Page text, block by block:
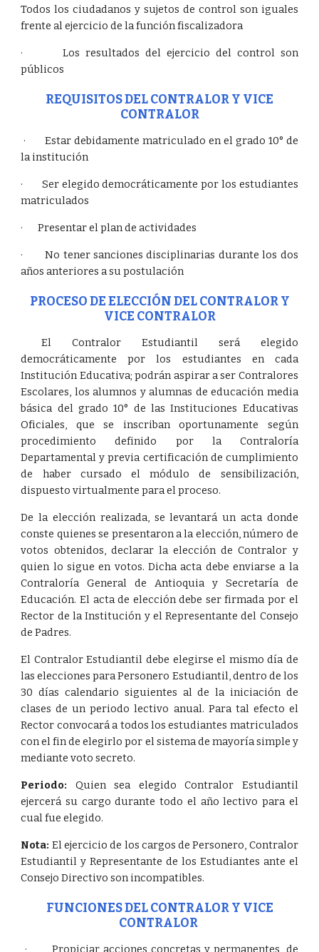
Todos los ciudadanos y sujetos de control son iguales
frente al ejercicio de la función fiscalizadora
· Los resultados del ejercicio del control son
públicos
REQUISITOS DEL CONTRALOR Y VICE
CONTRALOR
· Estar debidamente matriculado en el grado 10° de
la institución
· Ser elegido democráticamente por los estudiantes
matriculados
· Presentar el plan de actividades
· No tener sanciones disciplinarias durante los dos
años anteriores a su postulación
PROCESO DE ELECCIÓN DEL CONTRALOR Y
VICE CONTRALOR
El Contralor Estudiantil será elegido
democráticamente por los estudiantes en cada
Institución Educativa; podrán aspirar a ser Contralores
Escolares, los alumnos y alumnas de educación media
básica del grado 10° de las Instituciones Educativas
Oficiales, que se inscriban oportunamente según
procedimiento definido por la Contraloría
Departamental y previa certificación de cumplimiento
de haber cursado el módulo de sensibilización,
dispuesto virtualmente para el proceso.
De la elección realizada, se levantará un acta donde
conste quienes se presentaron a la elección, número de
votos obtenidos, declarar la elección de Contralor y
quien lo sigue en votos. Dicha acta debe enviarse a la
Contraloría General de Antioquia y Secretaría de
Educación. El acta de elección debe ser firmada por el
Rector de la Institución y el Representante del Consejo
de Padres.
El Contralor Estudiantil debe elegirse el mismo día de
las elecciones para Personero Estudiantil, dentro de los
30 días calendario siguientes al de la iniciación de
clases de un periodo lectivo anual. Para tal efecto el
Rector convocará a todos los estudiantes matriculados
con el fin de elegirlo por el sistema de mayoría simple y
mediante voto secreto.
Periodo: Quien sea elegido Contralor Estudiantil
ejercerá su cargo durante todo el año lectivo para el
cual fue elegido.
Nota: El ejercicio de los cargos de Personero, Contralor
Estudiantil y Representante de los Estudiantes ante el
Consejo Directivo son incompatibles.
FUNCIONES DEL CONTRALOR Y VICE
CONTRALOR
· Propiciar acciones concretas y permanentes, de